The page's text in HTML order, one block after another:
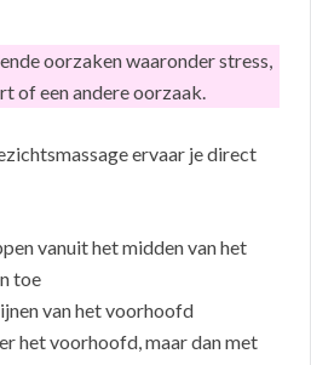
oorzaken waaronder stress,
of een andere oorzaak.
ervaar je direct
vanuit het midden van het
toe
van het voorhoofd
het voorhoofd, maar dan met